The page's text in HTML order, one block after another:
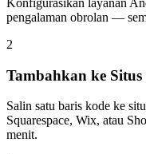
Konfigurasikan layanan
pengalaman obrolan —
2
Tambahkan ke Situs
Salin satu baris kode ke
Squarespace, Wix, atau
menit.